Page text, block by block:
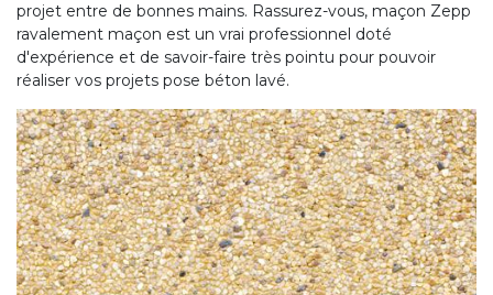
projet entre de bonnes mains. Rassurez-vous, maçon Zepp
ravalement maçon est un vrai professionnel doté
d'expérience et de savoir-faire très pointu pour pouvoir
réaliser vos projets pose béton lavé.